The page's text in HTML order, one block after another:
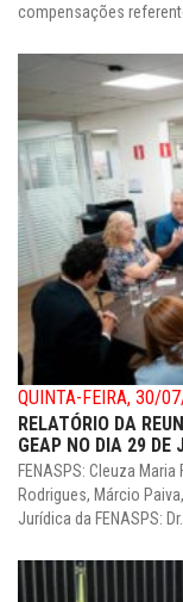
compensações
QUINTA-FEIRA, 30/
RELATÓRIO DA
GEAP NO DIA 29 DE
FENASPS: Cleuza
Rodrigues, Márcio
Jurídica da FENASPS: